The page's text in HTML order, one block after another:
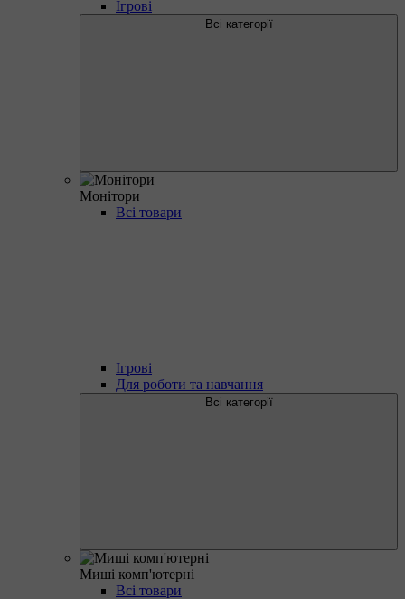
Ігрові
Всі категорії
Монітори
Всі товари
Ігрові
Для роботи та навчання
Всі категорії
Миші комп'ютерні
Всі товари